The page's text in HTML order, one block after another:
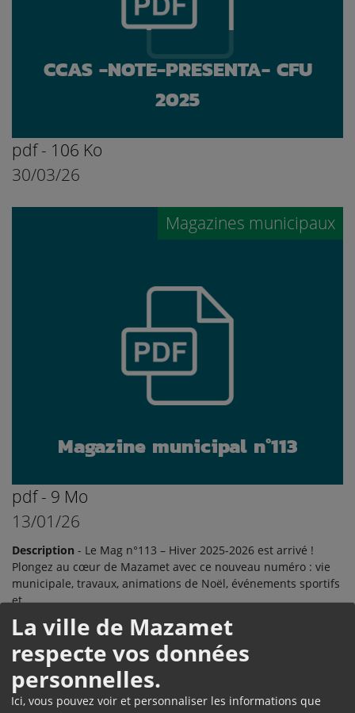
La ville de Mazamet
respecte vos données
personnelles.
Ici, vous pouvez voir et personnaliser les informations que
CCAS -NOTE-PRESENTA- CFU
2025
pdf - 106 Ko
30/03/26
Magazines municipaux
Magazine municipal n°113
pdf - 9 Mo
13/01/26
Description - Le Mag n°113 – Hiver 2025-2026 est arrivé !
Plongez au cœur de Mazamet avec ce nouveau numéro : vie
municipale, travaux, animations de Noël, événements sportifs
et...
Magazines municipaux
Ouvrir le document